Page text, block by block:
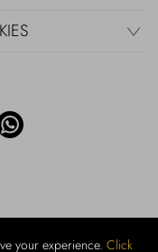
your experience. Click